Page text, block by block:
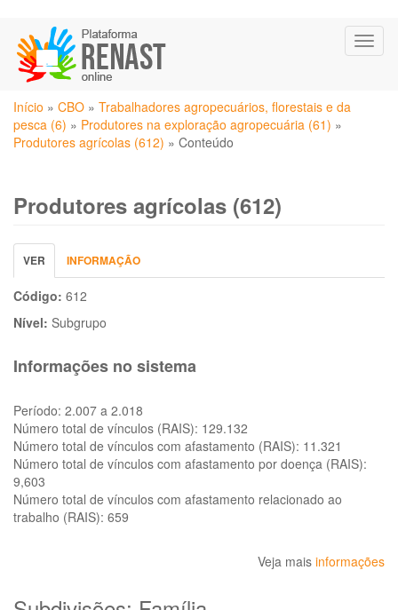
para
conteúdo
principal
Você
está
aqui
Início » CBO » Trabalhadores agropecuários, florestais e da
pesca (6) » Produtores na exploração agropecuária (61) »
Produtores agrícolas (612) » Conteúdo
Produtores agrícolas (612)
Abas
primárias
VER (ABA
ATIVA)
INFORMAÇÃO
Código: 612
Nível: Subgrupo
Informações no sistema
Período: 2.007 a 2.018
Número total de vínculos (RAIS): 129.132
Número total de vínculos com afastamento (RAIS): 11.321
Número total de vínculos com afastamento por doença (RAIS):
9,603
Número total de vínculos com afastamento relacionado ao
trabalho (RAIS): 659
Veja mais informações